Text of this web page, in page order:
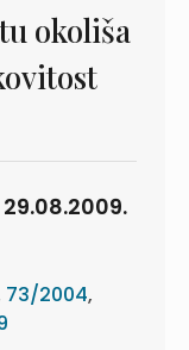
okoliša
73/2004,